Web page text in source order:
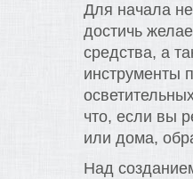
Для начала
достичь
средства, а
инструменты
что, если вы
или дома,
Над